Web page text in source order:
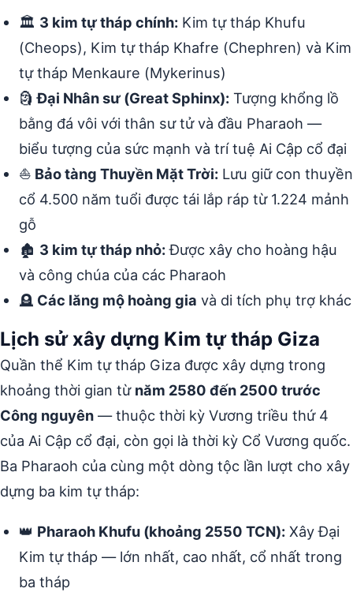
🏛️ 3 kim tự tháp chính: Kim tự tháp Khufu
(Cheops), Kim tự tháp Khafre (Chephren) và Kim
tự tháp Menkaure (Mykerinus)
🗿Đại Nhân sư (Great Sphinx): Tượng khổng lồ
bằng đá vôi với thân sư tử và đầu Pharaoh —
biểu tượng của sức mạnh và trí tuệ Ai Cập cổ đại
⛵ Bảo tàng Thuyền Mặt Trời: Lưu giữ con thuyền
cổ 4.500 năm tuổi được tái lắp ráp từ 1.224 mảnh
gỗ
🏚️ 3 kim tự tháp nhỏ:Được xây cho hoàng hậu
và công chúa của các Pharaoh
🪦 Các lăng mộ hoàng gia và di tích phụ trợ khác
Lịch sử xây dựng Kim tự tháp Giza
Quần thể Kim tự tháp Giza được xây dựng trong
khoảng thời gian từ năm 2580 đến 2500 trước
Công nguyên — thuộc thời kỳ Vương triều thứ 4
của Ai Cập cổ đại, còn gọi là thời kỳ Cổ Vương quốc.
Ba Pharaoh của cùng một dòng tộc lần lượt cho xây
dựng ba kim tự tháp:
👑 Pharaoh Khufu (khoảng 2550 TCN): Xây Đại
Kim tự tháp — lớn nhất, cao nhất, cổ nhất trong
ba tháp